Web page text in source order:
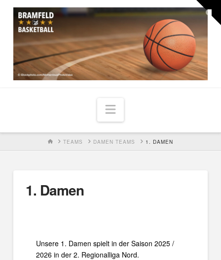
Navigation
HOMETEAMS DAMEN TEAMS 1. DAMEN
1. Damen
Unsere 1. Damen spielt in der Saison 2025 /
2026 in der 2. Regionalliga Nord.
the